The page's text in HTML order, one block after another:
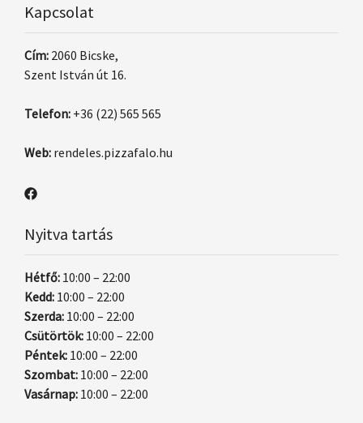
Kapcsolat
Cím: 2060 Bicske,
Szent István út 16.
Telefon: +36 (22) 565 565
Web: rendeles.pizzafalo.hu
Nyitva tartás
Hétfő: 10:00 – 22:00
Kedd: 10:00 – 22:00
Szerda: 10:00 – 22:00
Csütörtök: 10:00 – 22:00
Péntek: 10:00 – 22:00
Szombat: 10:00 – 22:00
Vasárnap: 10:00 – 22:00